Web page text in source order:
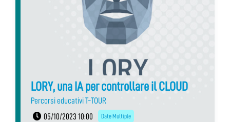
LORY, una IA per controllare il CLOUD
Percorsi educativi T-TOUR
05/10/2023 10:00
Date Multiple